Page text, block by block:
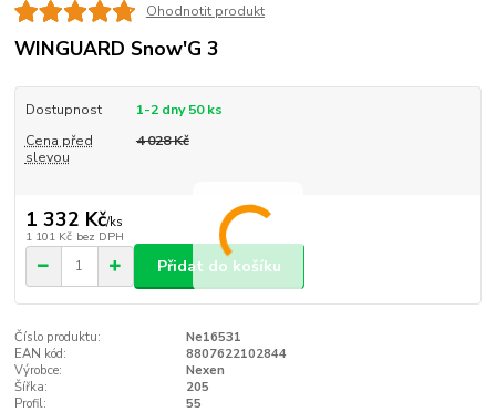
Ohodnotit produkt
WINGUARD Snow'G 3
Dostupnost
1-2 dny 50 ks
Cena před
slevou
4 028 Kč
1 332 Kč/ks
1 101 Kč bez DPH
Přidat do košíku
Číslo produktu:
Ne16531
EAN kód:
8807622102844
Výrobce:
Nexen
Šířka:
205
Profil:
55